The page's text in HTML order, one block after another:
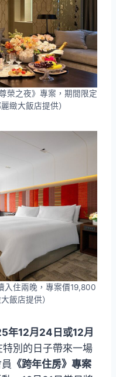
榮之夜》專案，期間限定
緻大飯店提供）
入住兩晚，專案價19,800
飯店提供）
年12月24日或12月
特別的日子帶來一場
《跨年住房》專案